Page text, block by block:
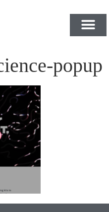
popup